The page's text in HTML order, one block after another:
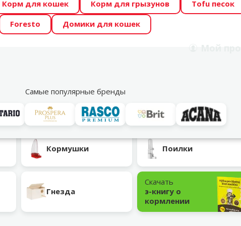
Zoo предлагает отличные цены на ТОП-овые корма! 🍖
ŪSAIŅI”! Возможно Твой питомец станет звездой
Корм для кошек Корм для грызунов
Tofu песок
Foresto
Домики для кошек
Самые популярные бренды
Акции
Кормушки Поилки
Гнезда
Скачать
э-книгу о
кормлении